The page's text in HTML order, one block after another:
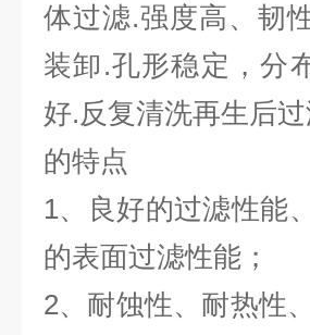
体过滤.强度高、韧
装卸.孔形稳定，分
好.反复清洗再生后
的特点
1、良好的过滤性能
的表面过滤性能；
2、耐蚀性、耐热性